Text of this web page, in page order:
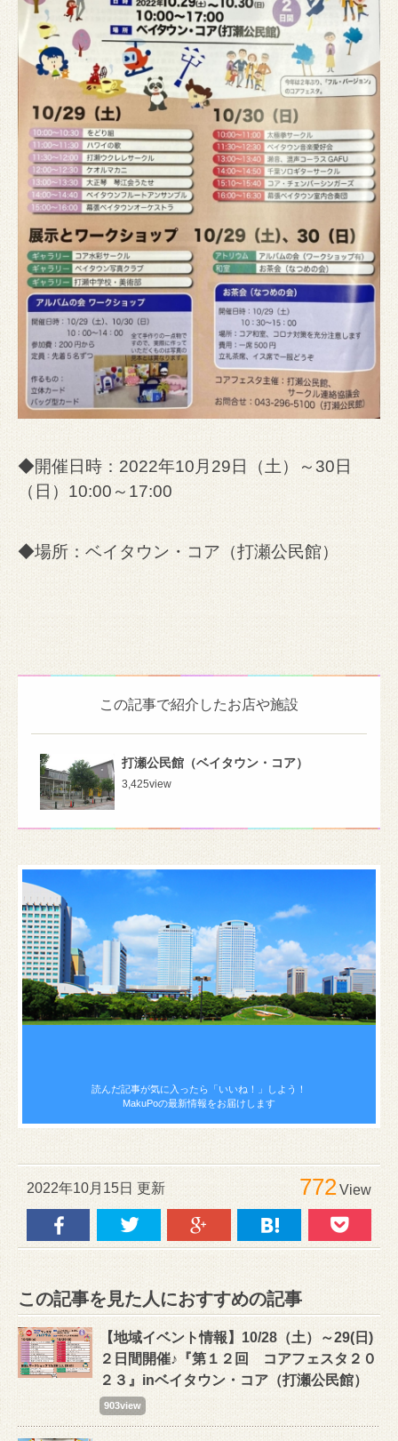
◆開催日時：2022年10月29日（土）～30日
（日）10:00～17:00
◆場所：ベイタウン・コア（打瀬公民館）
この記事で紹介したお店や施設
打瀬公民館（ベイタウン・コア）
3,425view
読んだ記事が気に入ったら 「いいね！」しよう！
MakuPoの最新情報をお届けします
2022年10月15日 更新 772View
この記事を見た人におすすめの記事
【地域イベント情報】10/28（土）～29(日)
２日間開催♪『第１２回 コアフェスタ２０
２３』inベイタウン・コア（打瀬公民館）
903view